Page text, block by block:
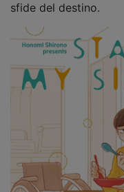
sfide del destino.